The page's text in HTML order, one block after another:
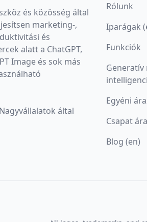
és közösség által
marketing-,
és
alatt a ChatGPT,
Image és sok más
által
Rólunk
Iparágak
Funkciók
Generatív
Egyéni
Csapat
Blog (en)